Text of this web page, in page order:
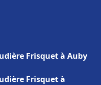
Frisquet à Auby
Frisquet à